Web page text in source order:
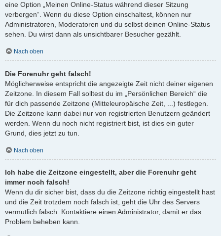
eine Option „Meinen Online-Status während dieser Sitzung
verbergen“. Wenn du diese Option einschaltest, können nur
Administratoren, Moderatoren und du selbst deinen Online-Status
sehen. Du wirst dann als unsichtbarer Besucher gezählt.
Nach oben
Die Forenuhr geht falsch!
Möglicherweise entspricht die angezeigte Zeit nicht deiner eigenen
Zeitzone. In diesem Fall solltest du im „Persönlichen Bereich“ die
für dich passende Zeitzone (Mitteleuropäische Zeit, ...) festlegen.
Die Zeitzone kann dabei nur von registrierten Benutzern geändert
werden. Wenn du noch nicht registriert bist, ist dies ein guter
Grund, dies jetzt zu tun.
Nach oben
Ich habe die Zeitzone eingestellt, aber die Forenuhr geht
immer noch falsch!
Wenn du dir sicher bist, dass du die Zeitzone richtig eingestellt hast
und die Zeit trotzdem noch falsch ist, geht die Uhr des Servers
vermutlich falsch. Kontaktiere einen Administrator, damit er das
Problem beheben kann.